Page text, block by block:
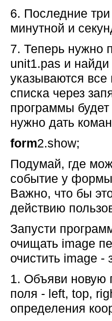
6. Последние
минутной и
7. Теперь нужно
unit1.pas и найди
указываются
списка через
программы
нужно дать
form2.show;
Подумай, где
событие у
Важно, что бы
действию
Запусти
очищать image
очистить image -
1. Объяви новую
поля - left, top,
определения